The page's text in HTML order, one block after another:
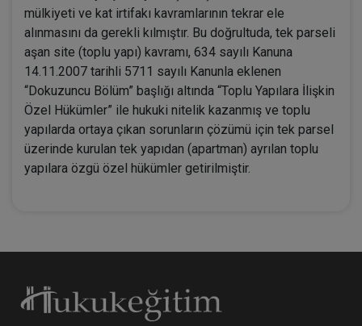
mülkiyeti ve kat irtifakı kavramlarının tekrar ele
alınmasını da gerekli kılmıştır. Bu doğrultuda, tek parseli
aşan site (toplu yapı) kavramı, 634 sayılı Kanuna
14.11.2007 tarihli 5711 sayılı Kanunla eklenen
“Dokuzuncu Bölüm” başlığı altında “Toplu Yapılara İlişkin
Özel Hükümler” ile hukuki nitelik kazanmış ve toplu
yapılarda ortaya çıkan sorunların çözümü için tek parsel
üzerinde kurulan tek yapıdan (apartman) ayrılan toplu
yapılara özgü özel hükümler getirilmiştir.